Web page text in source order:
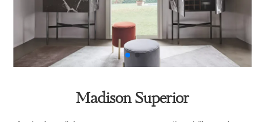
Madison Superior